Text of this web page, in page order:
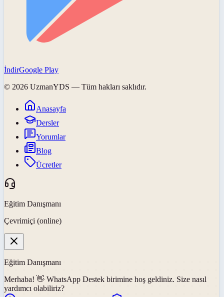
İndirGoogle Play
© 2026 UzmanYDS — Tüm hakları saklıdır.
Anasayfa
Dersler
Yorumlar
Blog
Ücretler
Eğitim Danışmanı
Çevrimiçi (online)
Eğitim Danışmanı
Merhaba! 👋 WhatsApp Destek birimine hoş geldiniz. Size nasıl
yardımcı olabiliriz?